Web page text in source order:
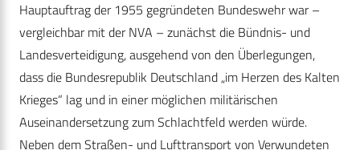
Hauptauftrag der 1955 gegründeten Bundeswehr war –
vergleichbar mit der NVA – zunächst die Bündnis- und
Landesverteidigung, ausgehend von den Überlegungen,
dass die Bundesrepublik Deutschland „im Herzen des Kalten
Krieges“ lag und in einer möglichen militärischen
Auseinandersetzung zum Schlachtfeld werden würde.
Neben dem Straßen- und Lufttransport von Verwundeten